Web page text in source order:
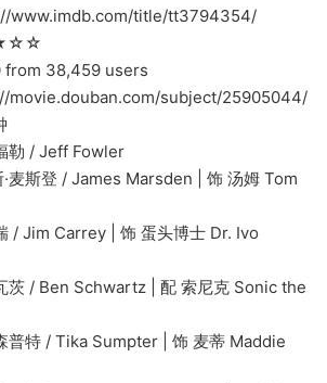
www.imdb.com/title/tt3794354/
38,459 users
subject/25905044/
/ Jeff Fowler
登 / James Marsden | 饰 汤姆 Tom
| 饰 蛋头博士 Dr. Ivo
Schwartz | 配 索尼克 Sonic the
Sumpter | 饰 麦蒂 Maddie